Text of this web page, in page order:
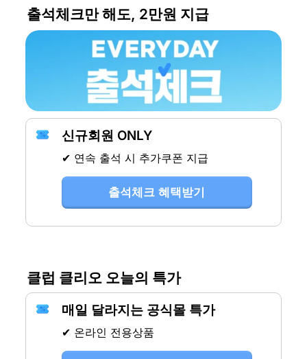
출석체크만 해도, 2만원 지급
신규회원 ONLY
✔ 연속 출석 시 추가쿠폰 지급
출석체크 혜택받기
클럽 클리오 오늘의 특가
매일 달라지는 공식몰 특가
✔ 온라인 전용상품